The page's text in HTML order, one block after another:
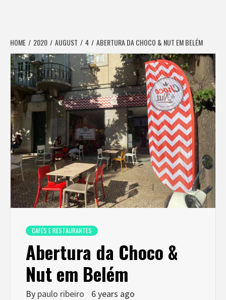
HOME 2020 AUGUST 4 ABERTURA DA CHOCO & NUT EM BELÉM
CAFÉS E RESTAURANTES
Abertura da Choco &
Nut em Belém
By paulo ribeiro 6 years ago